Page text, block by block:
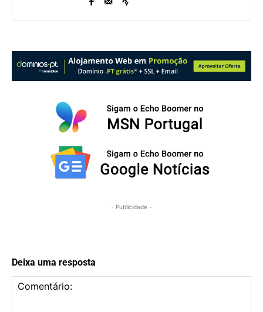
- Publicidade -
Deixa uma resposta